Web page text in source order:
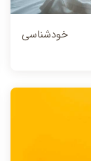
خودشناسی